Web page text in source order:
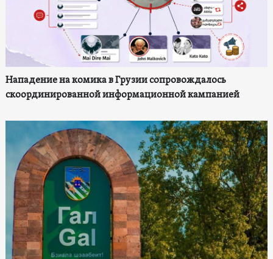
Нападение на комика в Грузии сопровождалось
скоординированной информационной кампанией